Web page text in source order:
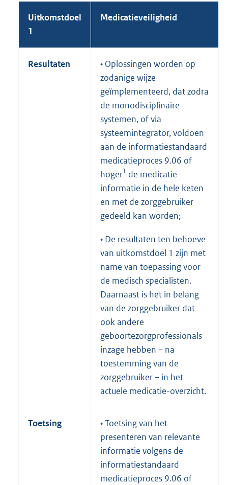
Uitkomstdoel
1
Medicatieveiligheid
Resultaten
• Oplossingen worden op
zodanige wijze
geïmplementeerd, dat zodra
de monodisciplinaire
systemen, of via
systeemintegrator, voldoen
aan de informatiestandaard
medicatieproces 9.06 of
hoger1 de medicatie
informatie in de hele keten
en met de zorggebruiker
gedeeld kan worden;
• De resultaten ten behoeve
van uitkomstdoel 1 zijn met
name van toepassing voor
de medisch specialisten.
Daarnaast is het in belang
van de zorggebruiker dat
ook andere
geboortezorgprofessionals
inzage hebben – na
toestemming van de
zorggebruiker – in het
actuele medicatie-overzicht.
Toetsing
• Toetsing van het
presenteren van relevante
informatie volgens de
informatiestandaard
medicatieproces 9.06 of